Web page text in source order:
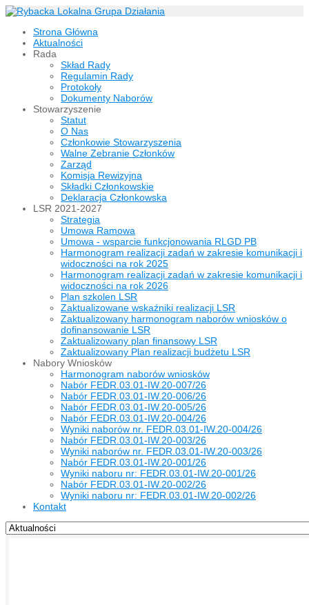
Strona Główna
Aktualności
Rada
Skład Rady
Regulamin Rady
Protokoły
Dokumenty Naborów
Stowarzyszenie
Statut
O Nas
Członkowie Stowarzyszenia
Walne Zebranie Członków
Zarząd
Komisja Rewizyjna
Składki Członkowskie
Deklaracja Członkowska
LSR 2021-2027
Strategia
Umowa Ramowa
Umowa - wsparcie funkcjonowania RLGD PB
Harmonogram realizacji zadań w zakresie komunikacji i
widoczności na rok 2025
Harmonogram realizacji zadań w zakresie komunikacji i
widoczności na rok 2026
Plan szkolen LSR
Zaktualizowane wskaźniki realizacji LSR
Zaktualizowany harmonogram naborów wniosków o
dofinansowanie LSR
Zaktualizowany plan finansowy LSR
Zaktualizowany Plan realizacji budżetu LSR
Nabory Wniosków
Harmonogram naborów wniosków
Nabór FEDR.03.01-IW.20-007/26
Nabór FEDR.03.01-IW.20-006/26
Nabór FEDR.03.01-IW.20-005/26
Nabór FEDR.03.01-IW.20-004/26
Wyniki naborów nr. FEDR.03.01-IW.20-004/26
Nabór FEDR.03.01-IW.20-003/26
Wyniki naborów nr. FEDR.03.01-IW.20-003/26
Nabór FEDR.03.01-IW.20-001/26
Wyniki naboru nr: FEDR.03.01-IW.20-001/26
Nabór FEDR.03.01-IW.20-002/26
Wyniki naboru nr: FEDR.03.01-IW.20-002/26
Kontakt